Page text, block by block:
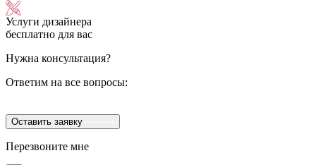
Услуги дизайнера
бесплатно для вас
Нужна консультация?
Ответим на все вопросы:
Оставить заявку
Перезвоните мне